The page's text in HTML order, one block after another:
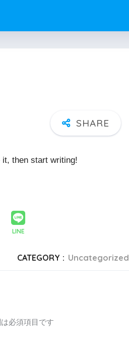
then start writing!
LINE
CATEGORY : Uncategorized
必須項目です